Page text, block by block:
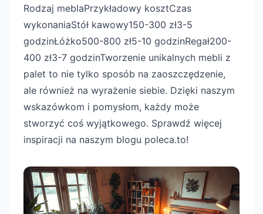
Rodzaj meblaPrzykładowy kosztCzas
wykonaniaStół kawowy150-300 zł3-5
godzinŁóżko500-800 zł5-10 godzinRegał200-
400 zł3-7 godzinTworzenie unikalnych mebli z
palet to nie tylko sposób na zaoszczędzenie,
ale również na wyrażenie siebie. Dzięki naszym
wskazówkom i pomysłom, każdy może
stworzyć coś wyjątkowego. Sprawdź więcej
inspiracji na naszym blogu poleca.to!